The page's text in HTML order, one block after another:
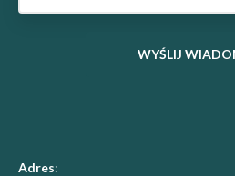
Adres: